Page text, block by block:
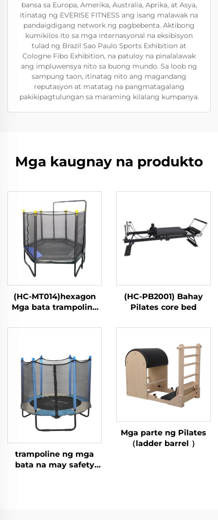
bansa sa Europa, Amerika, Australia, Aprika, at Asya,
itinatag ng EVERISE FITNESS ang isang malawak na
pandaigdigang network ng pagbebenta. Aktibong
kumikilos ito sa mga internasyonal na eksibisyon
tulad ng Brazil Sao Paulo Sports Exhibition at
Cologne Fibo Exhibition, na patuloy na pinalalawak
ang impluwensya nito sa buong mundo. Sa loob ng
sampung taon, itinatag nito ang magandang
reputasyon at matatag na pangmatagalang
pakikipagtulungan sa maraming kilalang kumpanya.
Mga kaugnay na produkto
(HC-MT014)hexagon
Mga bata trampoline
kumot
(HC-PB2001) Bahay
Pilates core bed
trampoline ng mga
bata na may safety
Mga parte ng Pilates
（ladder barrel ）